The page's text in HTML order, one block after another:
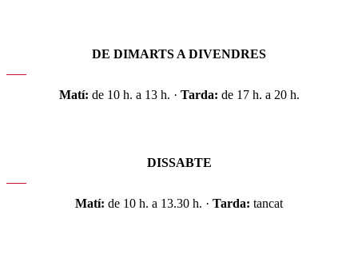
DE DIMARTS A DIVENDRES
Matí: de 10 h. a 13 h. · Tarda: de 17 h. a 20 h.
DISSABTE
Matí: de 10 h. a 13.30 h. · Tarda: tancat